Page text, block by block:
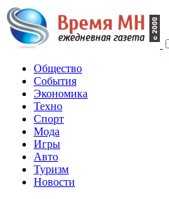
Общество
События
Экономика
Техно
Спорт
Мода
Игры
Авто
Туризм
Новости